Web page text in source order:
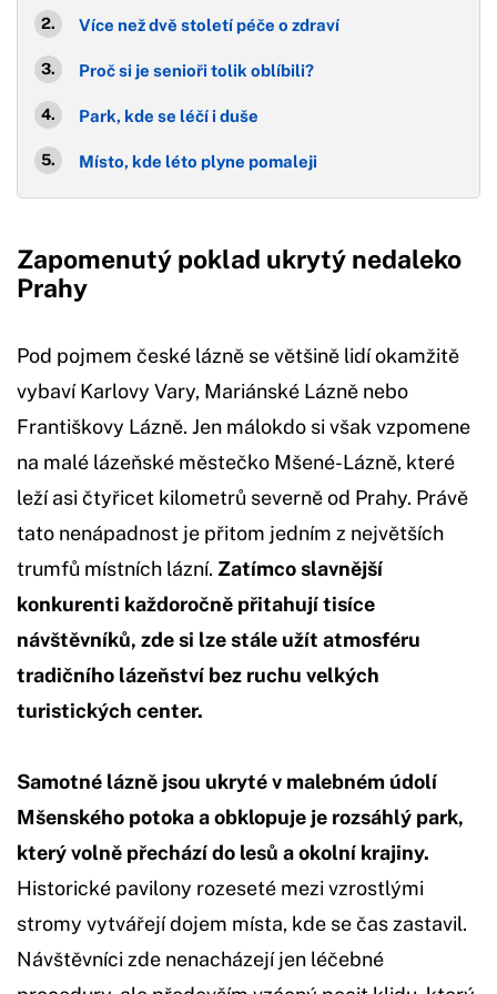
Více než dvě století péče o zdraví
Proč si je senioři tolik oblíbili?
Park, kde se léčí i duše
Místo, kde léto plyne pomaleji
Zapomenutý poklad ukrytý nedaleko
Prahy
Pod pojmem české lázně se většině lidí okamžitě
vybaví Karlovy Vary, Mariánské Lázně nebo
Františkovy Lázně. Jen málokdo si však vzpomene
na malé lázeňské městečko Mšené-Lázně, které
leží asi čtyřicet kilometrů severně od Prahy. Právě
tato nenápadnost je přitom jedním z největších
trumfů místních lázní. Zatímco slavnější
konkurenti každoročně přitahují tisíce
návštěvníků, zde si lze stále užít atmosféru
tradičního lázeňství bez ruchu velkých
turistických center.
Samotné lázně jsou ukryté v malebném údolí
Mšenského potoka a obklopuje je rozsáhlý park,
který volně přechází do lesů a okolní krajiny.
Historické pavilony rozeseté mezi vzrostlými
stromy vytvářejí dojem místa, kde se čas zastavil.
Návštěvníci zde nenacházejí jen léčebné